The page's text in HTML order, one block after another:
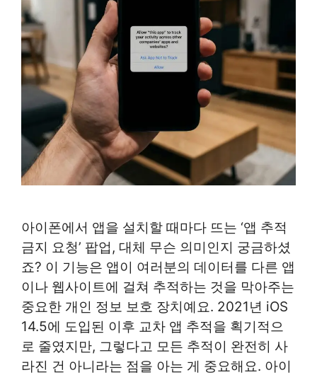
아이폰에서 앱을 설치할 때마다 뜨는 ‘앱 추적
금지 요청’ 팝업, 대체 무슨 의미인지 궁금하셨
죠? 이 기능은 앱이 여러분의 데이터를 다른 앱
이나 웹사이트에 걸쳐 추적하는 것을 막아주는
중요한 개인 정보 보호 장치예요. 2021년 iOS
14.5에 도입된 이후 교차 앱 추적을 획기적으
로 줄였지만, 그렇다고 모든 추적이 완전히 사
라진 건 아니라는 점을 아는 게 중요해요. 아이